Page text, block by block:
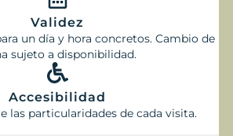
Validez
un día y hora concretos. Cambio de
sujeto a disponibilidad.
Accesibilidad
las particularidades de cada visita.